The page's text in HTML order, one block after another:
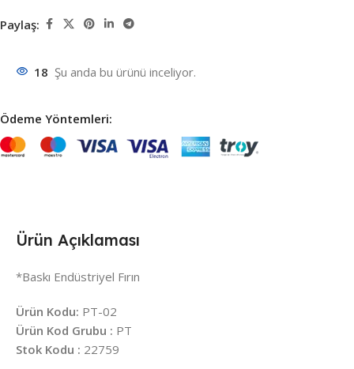
Paylaş:
18 Şu anda bu ürünü inceliyor.
Ödeme Yöntemleri:
Ürün Açıklaması
*Baskı Endüstriyel Fırın
Ürün Kodu: PT-02
Ürün Kod Grubu : PT
Stok Kodu : 22759